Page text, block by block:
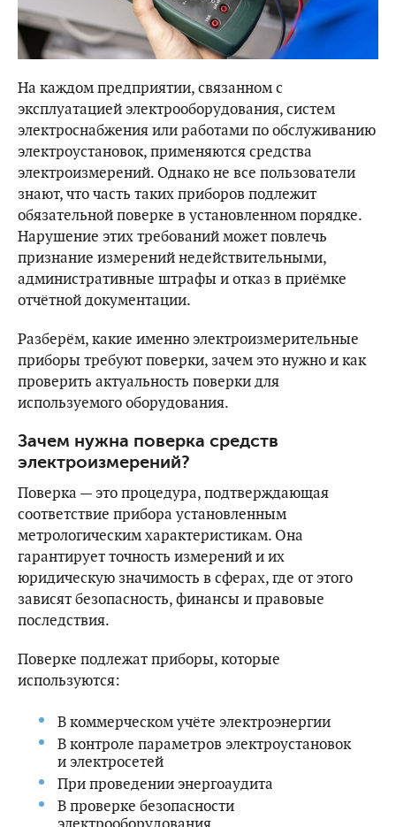
На каждом предприятии, связанном с
эксплуатацией электрооборудования, систем
электроснабжения или работами по обслуживанию
электроустановок, применяются средства
электроизмерений. Однако не все пользователи
знают, что часть таких приборов подлежит
обязательной поверке в установленном порядке.
Нарушение этих требований может повлечь
признание измерений недействительными,
административные штрафы и отказ в приёмке
отчётной документации.
Разберём, какие именно электроизмерительные
приборы требуют поверки, зачем это нужно и как
проверить актуальность поверки для
используемого оборудования.
Зачем нужна поверка средств
электроизмерений?
Поверка — это процедура, подтверждающая
соответствие прибора установленным
метрологическим характеристикам. Она
гарантирует точность измерений и их
юридическую значимость в сферах, где от этого
зависят безопасность, финансы и правовые
последствия.
Поверке подлежат приборы, которые
используются:
В коммерческом учёте электроэнергии
В контроле параметров электроустановок
и электросетей
При проведении энергоаудита
В проверке безопасности